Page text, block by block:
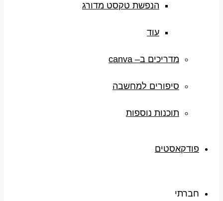
הנפשת טקסט מדורג
עוד
מדריכים ב– canva
סיפורים למחשבה
תוכנות נוספות
פודקאסטים
חברתי